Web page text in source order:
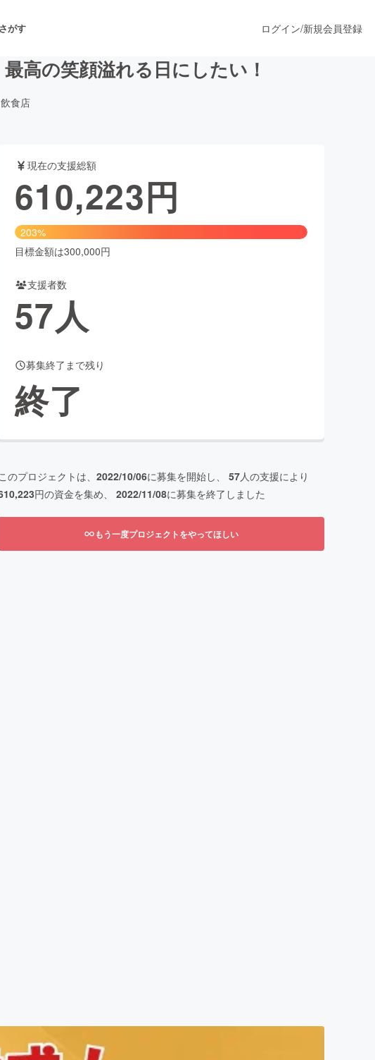
がす
ーマンス
ファッション
・ヘルスケア
ログイン/新規会員登録
高の笑顔溢れる日にしたい！
食店
現在の支援総額
610,223円
203%
目標金額は300,000円
支援者数
57人
募集終了まで残り
終了
のプロジェクトは、 2022/10/06に募集を開始し、 57人の支援により
円の資金を集め、 2022/11/08に募集を終了しました
もう一度プロジェクトをやってほしい